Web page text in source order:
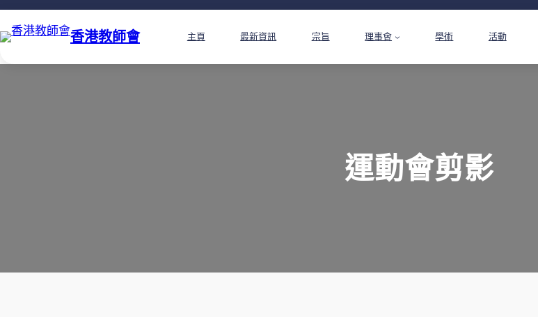
香港教師會 主頁 最新資訊 宗旨 理事會 學術 活動
運動會剪影